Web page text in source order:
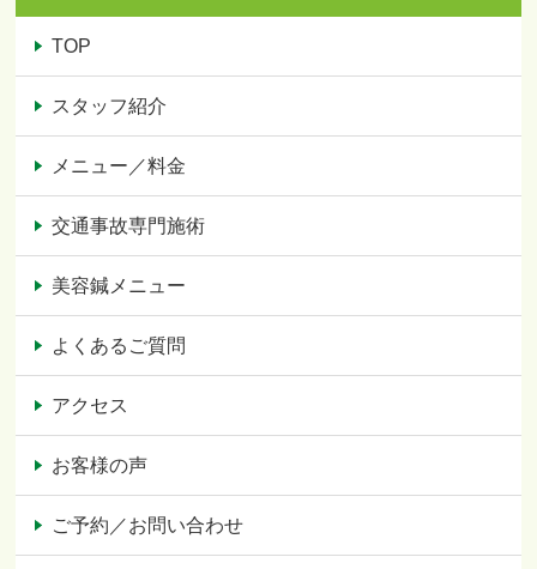
TOP
スタッフ紹介
メニュー／料金
交通事故専門施術
美容鍼メニュー
よくあるご質問
アクセス
お客様の声
ご予約／お問い合わせ